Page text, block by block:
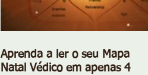
Aprenda a ler o seu Mapa
Natal Védico em apenas 4